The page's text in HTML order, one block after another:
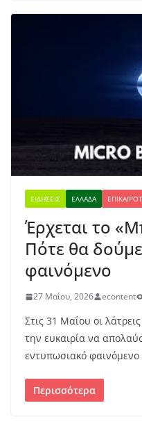
ΕΙΔΉΣΕΙΣ ΕΛΛΆΔΑ
Έρχεται το
Πότε θα
φαινόμενο
27 Μαΐου, 2026 econtent
Στις 31 Μαΐου οι
την ευκαιρία να
εντυπωσιακό
Περισσότερα